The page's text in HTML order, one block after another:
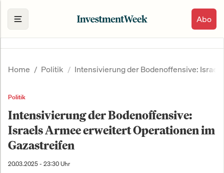
Abo
Home Politik Intensivierung der Bodenoffensive:
Politik
Intensivierung der Bodenoffensive:
Israels Armee erweitert Operationen im
Gazastreifen
20.03.2025 - 23:30 Uhr